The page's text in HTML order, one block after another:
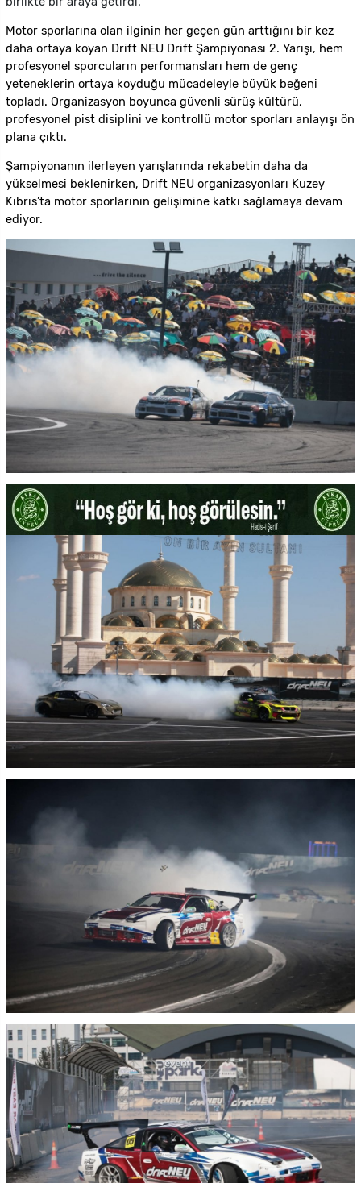
Motor sporlarına olan ilginin her geçen gün arttığını bir kez
daha ortaya koyan Drift NEU Drift Şampiyonası 2. Yarışı, hem
profesyonel sporcuların performansları hem de genç
yeteneklerin ortaya koyduğu mücadeleyle büyük beğeni
topladı. Organizasyon boyunca güvenli sürüş kültürü,
profesyonel pist disiplini ve kontrollü motor sporları anlayışı ön
plana çıktı.
Şampiyonanın ilerleyen yarışlarında rekabetin daha da
yükselmesi beklenirken, Drift NEU organizasyonları Kuzey
Kıbrıs’ta motor sporlarının gelişimine katkı sağlamaya devam
ediyor.